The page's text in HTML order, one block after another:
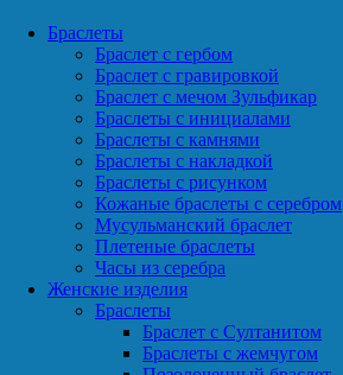
Браслеты
Браслет с гербом
Браслет с гравировкой
Браслет с мечом Зульфикар
Браслеты с инициалами
Браслеты с камнями
Браслеты с накладкой
Браслеты с рисунком
Кожаные браслеты с серебром
Мусульманский браслет
Плетеные браслеты
Часы из серебра
Женские изделия
Браслеты
Браслет с Султанитом
Браслеты с жемчугом